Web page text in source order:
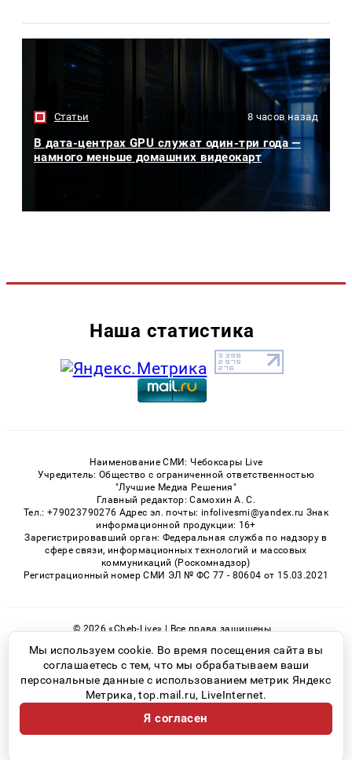
Статьи 8 часов назад
В дата-центрах GPU служат один-три года —
намного меньше домашних видеокарт
Наша статистика
Наименование СМИ: Чебоксары Live
Учредитель: Общество с ограниченной ответственностью
"Лучшие Медиа Решения"
Главный редактор: Самохин А. С.
Тел.: +79023790276 Адрес эл. почты: infolivesmi@yandex.ru Знак
информационной продукции: 16+
Зарегистрировавший орган: Федеральная служба по надзору в
сфере связи, информационных технологий и массовых
коммуникаций (Роскомнадзор)
Регистрационный номер СМИ ЭЛ № ФС 77 - 80604 от 15.03.2021
© 2026 «Cheb-Live» | Все права защищены
Возрастная категория сайта 16+
Политика конфиденциальности
Мы используем cookie. Во время посещения сайта вы
соглашаетесь с тем, что мы обрабатываем ваши
персональные данные с использованием метрик Яндекс
Метрика, top.mail.ru, LiveInternet.
Я согласен